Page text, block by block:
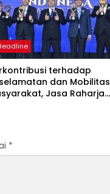
terhadap
dan Mobilitas
Jasa Raharja
*